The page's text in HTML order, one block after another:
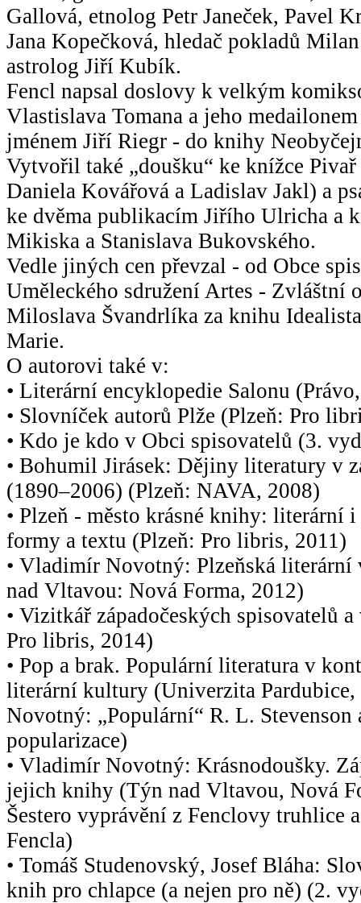
Gallová, etnolog Petr Janeček, Pavel
Jana Kopečková, hledač pokladů
astrolog Jiří Kubík.
Fencl napsal doslovy k velkým
Vlastislava Tomana a jeho
jménem Jiří Riegr - do knihy
Vytvořil také „doušku“ ke knížce
Daniela Kovářová a Ladislav Jakl) a
ke dvěma publikacím Jiřího Ulricha a
Mikiska a Stanislava Bukovského.
Vedle jiných cen převzal - od Obce
Uměleckého sdružení Artes - Zvláštní
Miloslava Švandrlíka za knihu
Marie.
O autorovi také v:
• Literární encyklopedie Salonu
• Slovníček autorů Plže (Plzeň: Pro
• Kdo je kdo v Obci spisovatelů (3.
• Bohumil Jirásek: Dějiny literatury v
(1890–2006) (Plzeň: NAVA, 2008)
• Plzeň - město krásné knihy: literární
formy a textu (Plzeň: Pro libris, 2011)
• Vladimír Novotný: Plzeňská literární
nad Vltavou: Nová Forma, 2012)
• Vizitkář západočeských spisovatelů
Pro libris, 2014)
• Pop a brak. Populární literatura v
literární kultury (Univerzita
Novotný: „Populární“ R. L. Stevenson
popularizace)
• Vladimír Novotný: Krásnodoušky.
jejich knihy (Týn nad Vltavou, Nová
Šestero vyprávění z Fenclovy truhlice
Fencla)
• Tomáš Studenovský, Josef Bláha:
knih pro chlapce (a nejen pro ně) (2.